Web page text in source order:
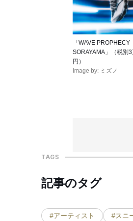
「WAVE PROPHECY
SORAYAMA」（税別
円）
Image by: ミズノ
TAGS
記事のタグ
#アーティスト #スニ